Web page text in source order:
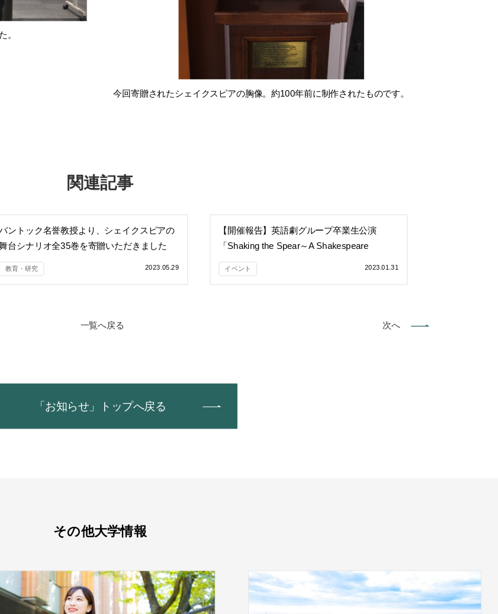
。
今回寄贈されたシェイクスピアの胸像。約100年前に制作されたものです。
関連記事
ントック名誉教授より、シェイクスピアの
台シナリオ全35巻を寄贈いただきました
教育・研究 2023.05.29
【開催報告】英語劇グループ卒業生公演
「Shaking the Spear～A Shakespeare
Fantasia～」上演
イベント 2023.01.31
一覧へ戻る 次へ
「お知らせ」トップへ戻る
その他大学情報